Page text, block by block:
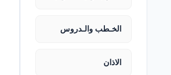
الخـطب والـدروس
الاذان